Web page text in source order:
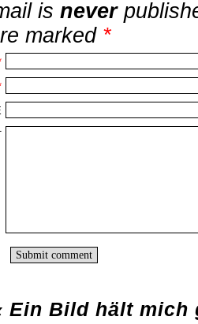
is never
marked *
Ein Bild hält mich